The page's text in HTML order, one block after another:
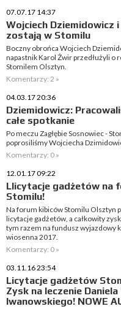
07.07.17 14:37
Wojciech Dziemidowicz
zostają w Stomilu
Boczny obrońca Wojciech
napastnik Karol Żwir przedłużyli o
Stomilem Olsztyn.
Komentarzy: 2 »
04.03.17 20:36
Dziemidowicz:
całe spotkanie
Po meczu Zagłębie Sosnowiec -
poprosiliśmy Wojciecha
Komentarzy: 0 »
12.01.17 09:22
Llicytacje gadżetów na
Stomilu!
Na forum kibiców Stomilu Olsztyn
licytacje gadżetów, a całkowity
tym razem na fundusz wyjazdowy
wiosenna 2017.
Komentarzy: 0 »
03.11.16 23:54
Licytacje gadżetów
Zysk na leczenie
Iwanowskiego! NOWE